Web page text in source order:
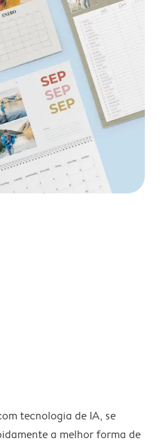
tecnologia de IA, se
a melhor forma de